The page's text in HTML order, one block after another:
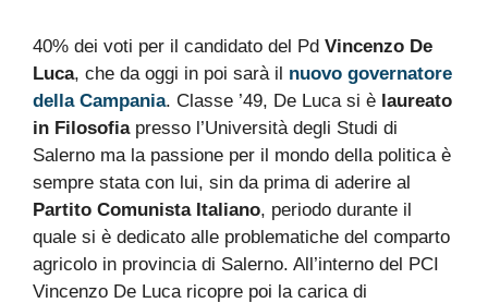
40% dei voti per il candidato del Pd Vincenzo De
Luca, che da oggi in poi sarà il nuovo governatore
della Campania. Classe ’49, De Luca si è laureato
in Filosofiapresso l’Università degli Studi di
Salerno ma la passione per il mondo della politica è
sempre stata con lui, sin da prima di aderire al
Partito Comunista Italiano, periodo durante il
quale si è dedicato alle problematiche del comparto
agricolo in provincia di Salerno. All’interno del PCI
Vincenzo De Luca ricopre poi la carica di